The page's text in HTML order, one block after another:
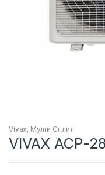
Vivax, Мулти Сплит
VIVAX ACP-